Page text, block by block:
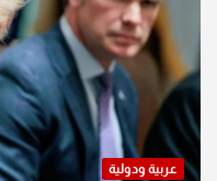
عربية ودولية